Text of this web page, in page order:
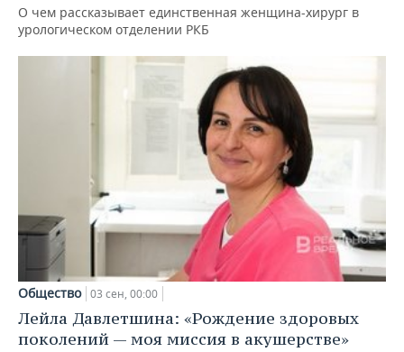
О чем рассказывает единственная женщина-хирург в
урологическом отделении РКБ
Общество 03 сен, 00:00
Лейла Давлетшина: «Рождение здоровых
поколений — моя миссия в акушерстве»